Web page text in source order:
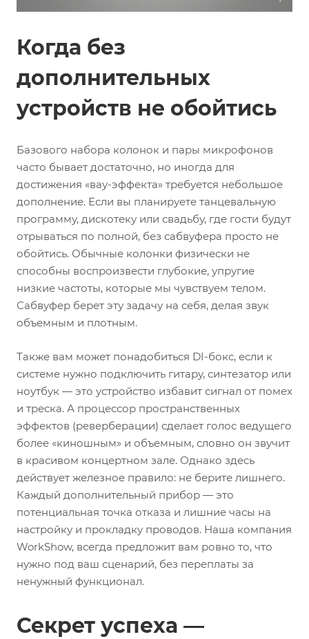
Когда без
дополнительных
устройств не обойтись
Базового набора колонок и пары микрофонов
часто бывает достаточно, но иногда для
достижения «вау-эффекта» требуется небольшое
дополнение. Если вы планируете танцевальную
программу, дискотеку или свадьбу, где гости будут
отрываться по полной, без сабвуфера просто не
обойтись. Обычные колонки физически не
способны воспроизвести глубокие, упругие
низкие частоты, которые мы чувствуем телом.
Сабвуфер берет эту задачу на себя, делая звук
объемным и плотным.
Также вам может понадобиться DI-бокс, если к
системе нужно подключить гитару, синтезатор или
ноутбук — это устройство избавит сигнал от помех
и треска. А процессор пространственных
эффектов (реверберации) сделает голос ведущего
более «киношным» и объемным, словно он звучит
в красивом концертном зале. Однако здесь
действует железное правило: не берите лишнего.
Каждый дополнительный прибор — это
потенциальная точка отказа и лишние часы на
настройку и прокладку проводов. Наша компания
WorkShow, всегда предложит вам ровно то, что
нужно под ваш сценарий, без переплаты за
ненужный функционал.
Секрет успеха —